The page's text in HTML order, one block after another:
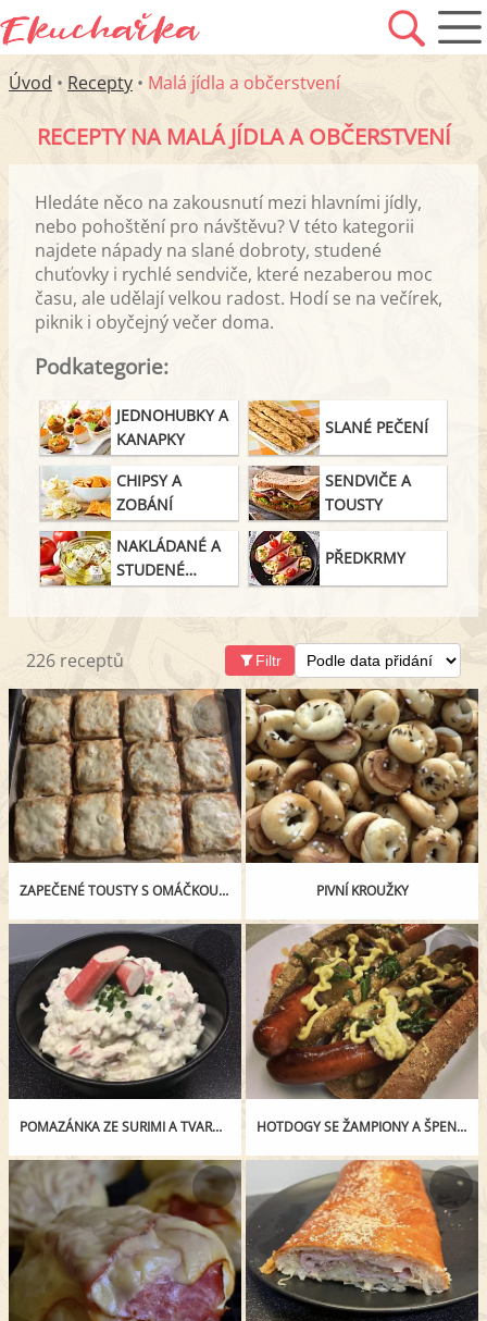
Úvod • Recepty • Malá jídla a občerstvení
RECEPTY NA MALÁ JÍDLA A OBČERSTVENÍ
Hledáte něco na zakousnutí mezi hlavními jídly,
nebo pohoštění pro návštěvu? V této kategorii
najdete nápady na slané dobroty, studené
chuťovky i rychlé sendviče, které nezaberou moc
času, ale udělají velkou radost. Hodí se na večírek,
piknik i obyčejný večer doma.
Podkategorie:
JEDNOHUBKY A
KANAPKY
SLANÉ PEČENÍ
CHIPSY A
ZOBÁNÍ
SENDVIČE A
TOUSTY
NAKLÁDANÉ A
STUDENÉ
SPECIALITY
PŘEDKRMY
226 receptů Filtr
ZAPEČENÉ TOUSTY S OMÁČKOU Z CUKETY A RAJČAT PIVNÍ KROUŽKY
POMAZÁNKA ZE SURIMI A TVAROHU HOTDOGY SE ŽAMPIONY A ŠPENÁTEM